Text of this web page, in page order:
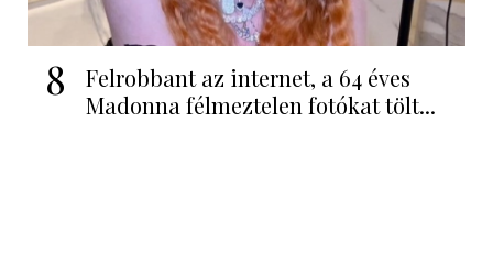
8
Felrobbant az internet, a 64 éves
Madonna félmeztelen fotókat tölt...